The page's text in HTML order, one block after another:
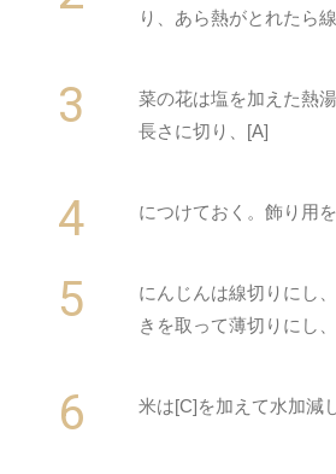
り、あら熱がとれたら
菜の花は塩を加えた熱
長さに切り、[A]
につけておく。飾り用
にんじんは線切りにし
きを取って薄切りにし
米は[C]を加えて水加減